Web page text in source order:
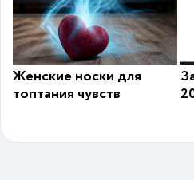
Женские носки для
топтания чувств